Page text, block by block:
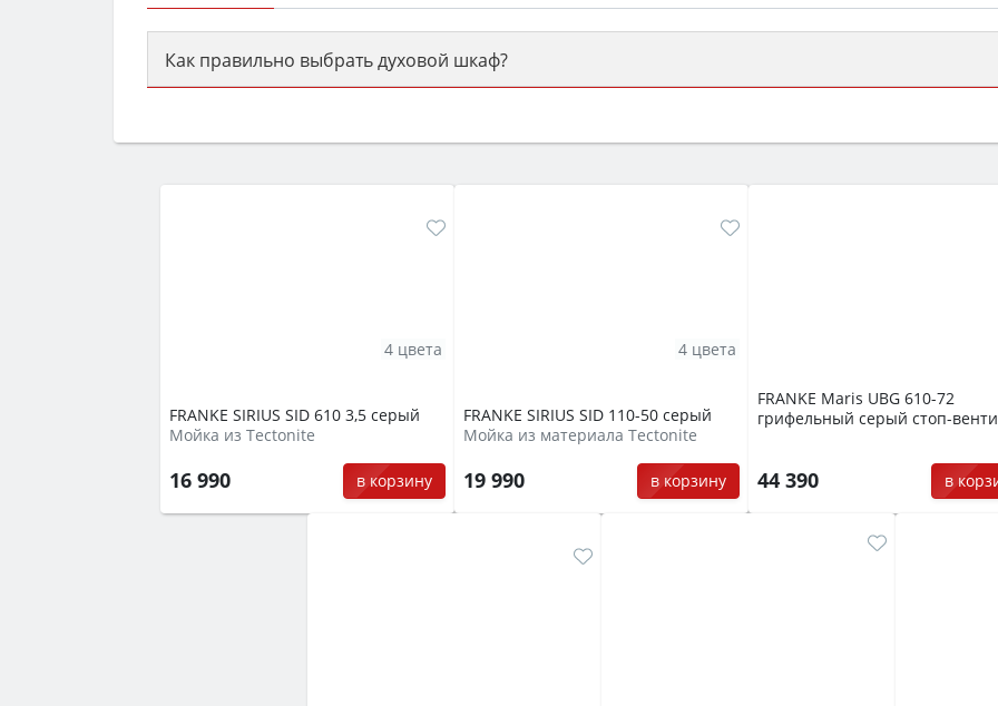
Как правильно выбрать духовой шкаф?
семьи, класс энергопотребления не ниже A и нужные функции (конвекция, гриль,
FRANKE SIRIUS SID 610 3,5 серый
Мойка из Tectonite
16 990 в корзину
4 цвета
FRANKE SIRIUS SID 110-50 серый
Мойка из материала Tectonite
19 990 в корзину
4 цвета
FRANKE Maris UBG 610-72
грифельный серый стоп-
44 390 в